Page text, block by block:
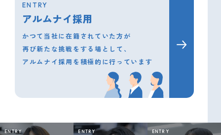
ENTRY
アルムナイ採用
かつて当社に在籍されていた方が
再び新たな挑戦をする場として、
アルムナイ採用を積極的に行っています
ENTRY ENTRY ENTRY